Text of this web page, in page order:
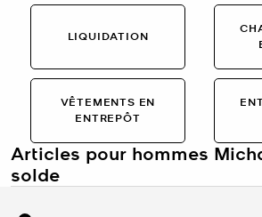
LIQUIDATION
VÊTEMENTS EN
ENTREPÔT
Articles pour hommes
solde